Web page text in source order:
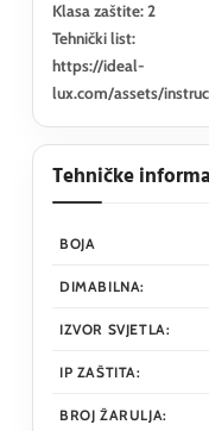
Klasa zaštite: 2
Tehnički list:
https://ideal-
lux.com/assets/
Tehničke
BOJA
DIMABILNA:
IZVOR SVJETLA:
IP ZAŠTITA:
BROJ ŽARULJA: